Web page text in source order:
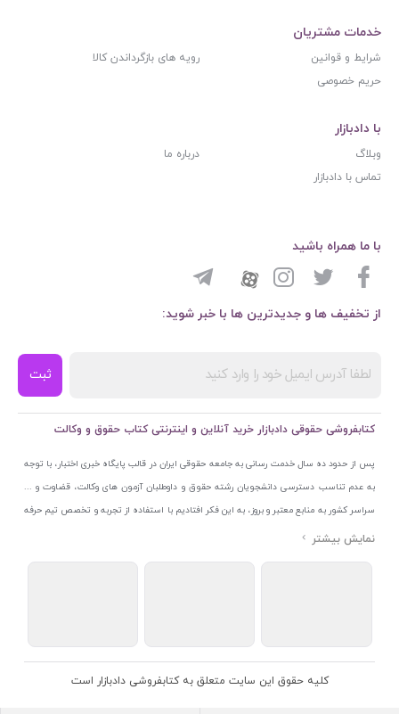
خدمات مشتریان
شرایط و قوانین
رویه های بازگرداندن کالا
حریم خصوصی
با دادبازار
وبلاگ
درباره ما
تماس با دادبازار
از تخفیف ها و جدیدترین ها با خبر شوید:
ثبت
با ما همراه باشید
کتابفروشی حقوقی دادبازار خرید آنلاین و اینترنتی کتاب حقوق و وکالت
پس از حدود ده سال خدمت رسانی به جامعه حقوقی ایران در قالب پایگاه خبری اختبار، با توجه
به عدم تناسب دسترسی دانشجویان رشته حقوق و داوطلبان آزمون های وکالت، قضاوت و ...
سراسر کشور به منابع معتبر و بروز، به این فکر افتادیم با استفاده از تجربه و تخصص تیم حرفه
ای اختبار خدمتی جدید به جامعه حقوقی ایران ارائه کنیم. به این منظور با راه اندازی و تجهیز
اتحادیه ناشران و کتابفروشان تهران به منظور ارائه مطمئن ترین خدمات مجموعه بسیار کامل و
کلیه حقوق این سایت متعلق به کتابفروشی دادبازار است